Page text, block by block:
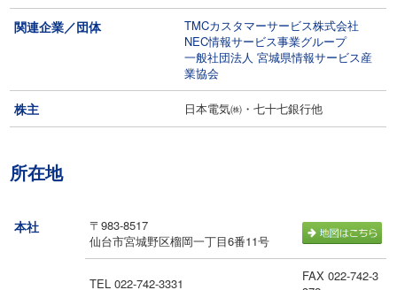
関連企業／団体
TMCカスタマーサービス株式会社
NEC情報サービス事業グループ
一般社団法人 宮城県情報サービス産
業協会
株主 日本電気㈱・七十七銀行他
所在地
本社
〒983-8517
仙台市宮城野区榴岡一丁目6番11号
TEL 022-742-3331
FAX 022-742-3